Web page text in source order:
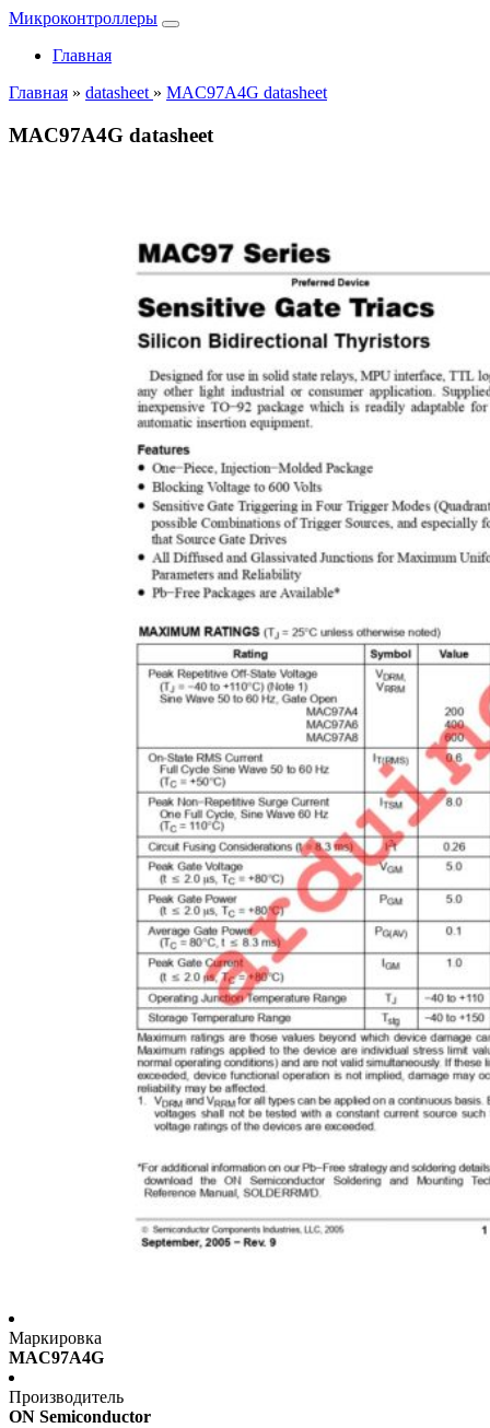
Микроконтроллеры
Главная
Главная » datasheet » MAC97A4G datasheet
MAC97A4G datasheet
Маркировка
MAC97A4G
Производитель
ON Semiconductor